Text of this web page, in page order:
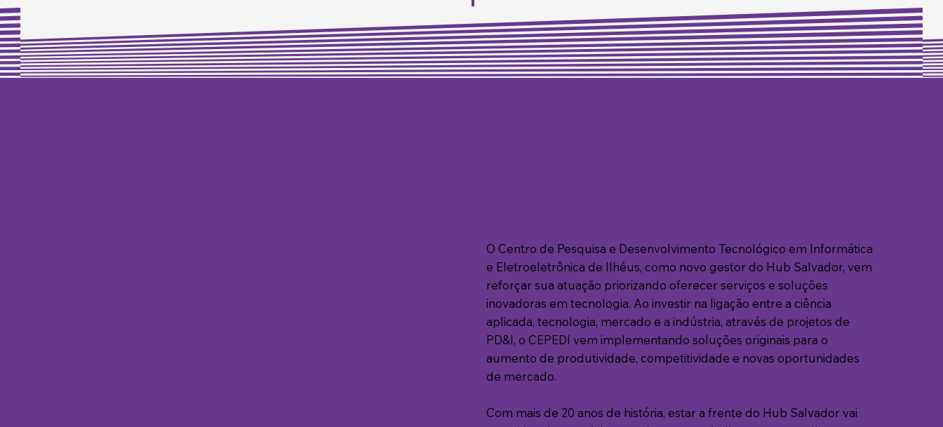
O Centro de Pesquisa e Desenvolvimento Tecnológico em Informática
e Eletroeletrônica de Ilhéus, como novo gestor do Hub Salvador, vem
reforçar sua atuação priorizando oferecer serviços e soluções
inovadoras em tecnologia. Ao investir na ligação entre a ciência
aplicada, tecnologia, mercado e a indústria, através de projetos de
PD&I, o CEPEDI vem implementando soluções originais para o
aumento de produtividade, competitividade e novas oportunidades
de mercado.
Com mais de 20 anos de história, estar a frente do Hub Salvador vai